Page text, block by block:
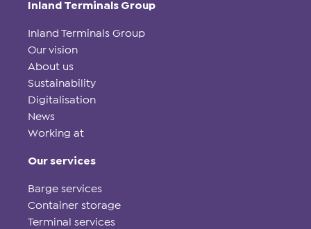
Inland Terminals Group
Inland Terminals Group
Our vision
About us
Sustainability
Digitalisation
News
Working at
Our services
Barge services
Container storage
Terminal services